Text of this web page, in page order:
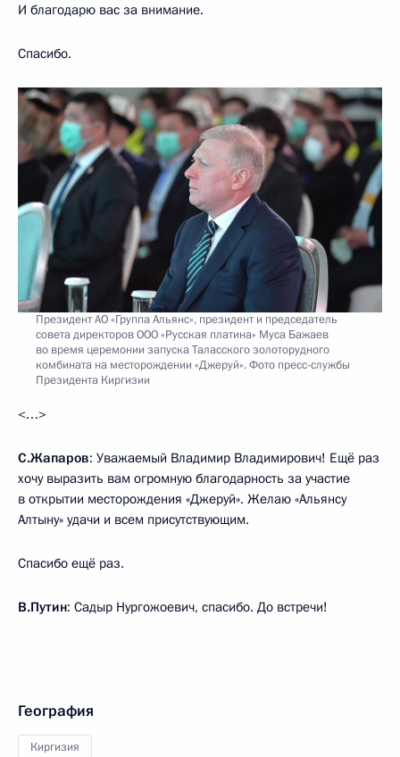
И благодарю вас за внимание.
Спасибо.
Президент АО «Группа Альянс», президент и председатель
совета директоров ООО «Русская платина» Муса Бажаев
во время церемонии запуска Таласского золоторудного
комбината на месторождении «Джеруй». Фото пресс-службы
Президента Киргизии
<…>
С.Жапаров: Уважаемый Владимир Владимирович! Ещё раз
хочу выразить вам огромную благодарность за участие
в открытии месторождения «Джеруй». Желаю «Альянсу
Алтыну» удачи и всем присутствующим.
Спасибо ещё раз.
В.Путин: Садыр Нургожоевич, спасибо. До встречи!
География
Киргизия